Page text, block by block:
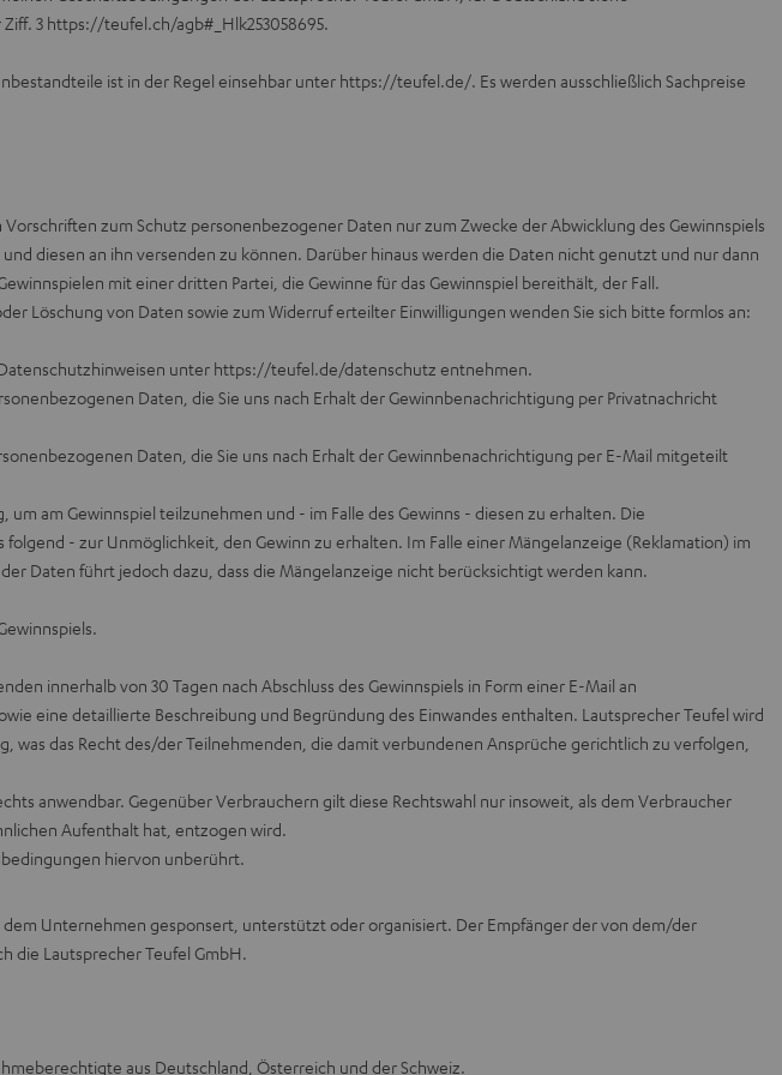
3 https://teufel.ch/agb#_Hlk253058695.
ist in der Regel einsehbar unter https://teufel.de/. Es werden ausschließlich Sachpreise
zum Schutz personenbezogener Daten nur zum Zwecke der Abwicklung des Gewinnspiels
diesen an ihn versenden zu können. Darüber hinaus werden die Daten nicht genutzt und nur dann
mit einer dritten Partei, die Gewinne für das Gewinnspiel bereithält, der Fall.
Löschung von Daten sowie zum Widerruf erteilter Einwilligungen wenden Sie sich bitte formlos an:
unter https://teufel.de/datenschutz entnehmen.
Daten, die Sie uns nach Erhalt der Gewinnbenachrichtigung per Privatnachricht
Daten, die Sie uns nach Erhalt der Gewinnbenachrichtigung per E-Mail mitgeteilt
am Gewinnspiel teilzunehmen und - im Falle des Gewinns - diesen zu erhalten. Die
- zur Unmöglichkeit, den Gewinn zu erhalten. Im Falle einer Mängelanzeige (Reklamation) im
Daten führt jedoch dazu, dass die Mängelanzeige nicht berücksichtigt werden kann.
innerhalb von 30 Tagen nach Abschluss des Gewinnspiels in Form einer E-Mail an
eine detaillierte Beschreibung und Begründung des Einwandes enthalten. Lautsprecher Teufel wird
das Recht des/der Teilnehmenden, die damit verbundenen Ansprüche gerichtlich zu verfolgen,
anwendbar. Gegenüber Verbrauchern gilt diese Rechtswahl nur insoweit, als dem Verbraucher
Aufenthalt hat, entzogen wird.
hiervon unberührt.
Unternehmen gesponsert, unterstützt oder organisiert. Der Empfänger der von dem/der
die Lautsprecher Teufel GmbH.
aus Deutschland, Österreich und der Schweiz.